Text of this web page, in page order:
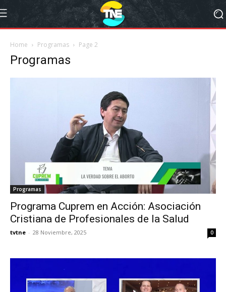
Home Programas Page 2
Programas
Programas
Programa Cuprem en Acción: Asociación
Cristiana de Profesionales de la Salud
tvtne - 28 Noviembre, 2025 0